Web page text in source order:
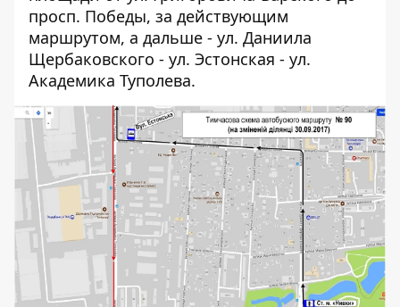
просп. Победы, за действующим
маршрутом, а дальше - ул. Даниила
Щербаковского - ул. Эстонская - ул.
Академика Туполева.